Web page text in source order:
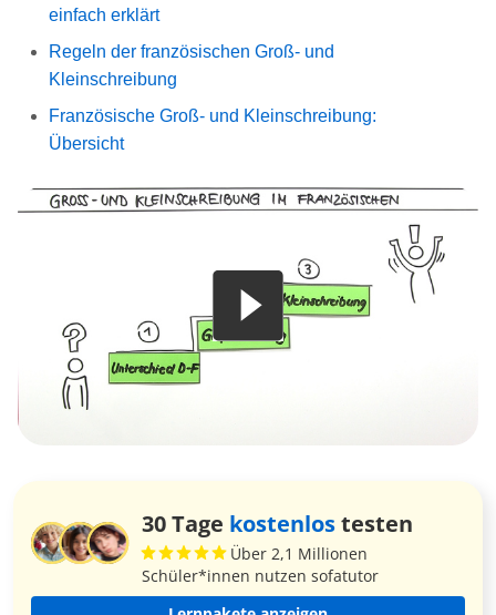
einfach erklärt
Regeln der französischen Groß- und
Kleinschreibung
Französische Groß- und Kleinschreibung:
Übersicht
30 Tage kostenlostesten
Über 2,1 Millionen
Schüler*innen nutzen sofatutor